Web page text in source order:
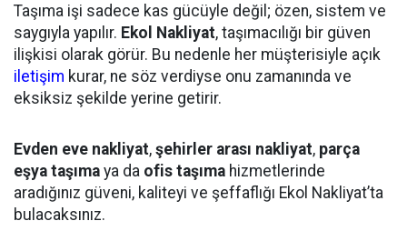
Taşıma işi sadece kas gücüyle değil; özen, sistem ve
saygıyla yapılır. Ekol Nakliyat, taşımacılığı bir güven
ilişkisi olarak görür. Bu nedenle her müşterisiyle açık
iletişim kurar, ne söz verdiyse onu zamanında ve
eksiksiz şekilde yerine getirir.
Evden eve nakliyat, şehirler arası nakliyat, parça
eşya taşıma ya da ofis taşıma hizmetlerinde
aradığınız güveni, kaliteyi ve şeffaflığı Ekol Nakliyat’ta
bulacaksınız.